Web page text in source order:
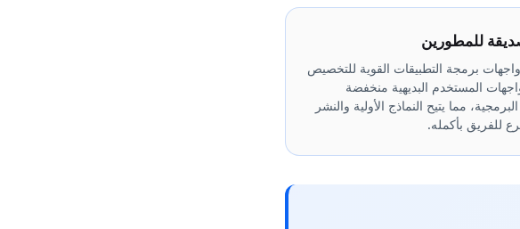
للمطورين
واجهات برمجة التطبيقات القوية للتخصيص
المستخدم البديهية منخفضة
مما يتيح النماذج الأولية والنشر
للفريق بأكمله.